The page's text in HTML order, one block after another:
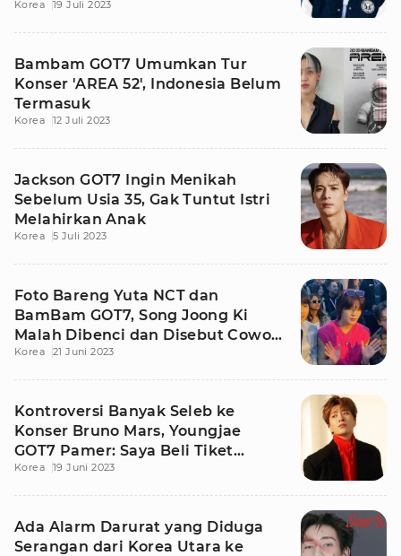
Korea 19 Juli 2023
Bambam GOT7 Umumkan Tur
Konser 'AREA 52', Indonesia Belum
Termasuk
Korea 12 Juli 2023
Jackson GOT7 Ingin Menikah
Sebelum Usia 35, Gak Tuntut Istri
Melahirkan Anak
Korea 5 Juli 2023
Foto Bareng Yuta NCT dan
BamBam GOT7, Song Joong Ki
Malah Dibenci dan Disebut Cowok
Red Flag
Korea 21 Juni 2023
Kontroversi Banyak Seleb ke
Konser Bruno Mars, Youngjae
GOT7 Pamer: Saya Beli Tiket
Sendiri
Korea 19 Juni 2023
Ada Alarm Darurat yang Diduga
Serangan dari Korea Utara ke